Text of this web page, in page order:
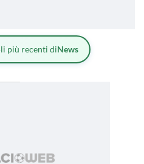
più recenti diNews